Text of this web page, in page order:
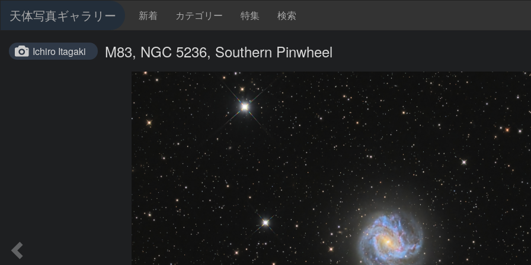
天体写真ギャラリー 新着 カテゴリー 特集 検索
Ichiro Itagaki M83, NGC 5236, Southern Pinwheel